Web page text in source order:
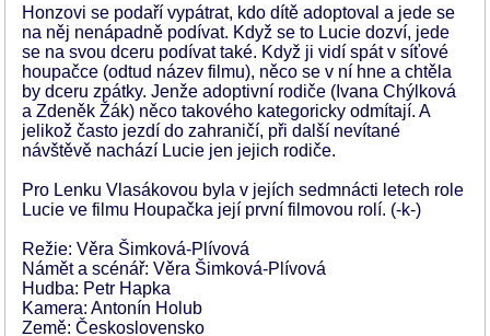
Honzovi se podaří vypátrat, kdo dítě adoptoval a jede se
na něj nenápadně podívat. Když se to Lucie dozví, jede
se na svou dceru podívat také. Když ji vidí spát v síťové
houpačce (odtud název filmu), něco se v ní hne a chtěla
by dceru zpátky. Jenže adoptivní rodiče (Ivana Chýlková
a Zdeněk Žák) něco takového kategoricky odmítají. A
jelikož často jezdí do zahraničí, při další nevítané
návštěvě nachází Lucie jen jejich rodiče.
Pro Lenku Vlasákovou byla v jejích sedmnácti letech role
Lucie ve filmu Houpačka její první filmovou rolí. (-k-)
Režie: Věra Šimková-Plívová
Námět a scénář: Věra Šimková-Plívová
Hudba: Petr Hapka
Kamera: Antonín Holub
Země: Československo